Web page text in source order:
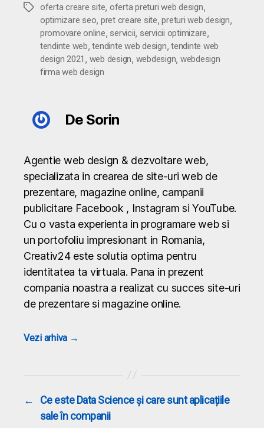
Eticheteoferta creare site, oferta preturi web design,
optimizare seo, pret creare site,preturi web design,
promovare online, servicii, servicii optimizare,
tendinte web,tendinte web design,tendinte web
design 2021 , web design, webdesign, webdesign
firma web design
De Sorin
Agentie web design & dezvoltare web,
specializata in crearea de site-uri web de
prezentare, magazine online, campanii
publicitare Facebook , Instagram si YouTube.
Cu o vasta experienta in programare web si
un portofoliu impresionant in Romania,
Creativ24 este solutia optima pentru
identitatea ta virtuala. Pana in prezent
compania noastra a realizat cu succes site-uri
de prezentare si magazine online.
Vezi arhiva →
←
Ce este Data Science și care sunt aplicațiile
sale în companii